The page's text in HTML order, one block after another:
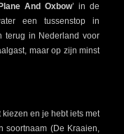
And Oxbow’ in de
een tussenstop in
terug in Nederland voor
maar op zijn minst
en je hebt iets met
(De Kraaien,